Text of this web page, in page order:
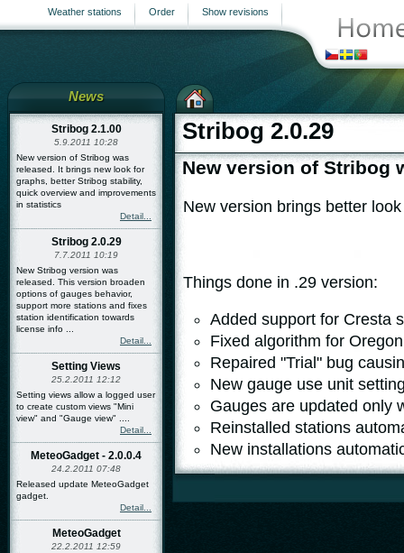
Show revisions
Order
Weather stations
News
Stribog 2.1.00
5.9.2011 10:28
New version of Stribog was
released. It brings new look for
graphs, better Stribog stability,
quick overview and improvements
in statistics
Detail...
Stribog 2.0.29
7.7.2011 10:19
New Stribog version was
released. This version broaden
options of gauges behavior,
support more stations and fixes
station identification towards
license info ...
Detail...
Setting Views
25.2.2011 12:12
Setting views allow a logged user
to create custom views "Mini
view" and "Gauge view" ....
Detail...
MeteoGadget - 2.0.0.4
24.2.2011 07:48
Released update MeteoGadget
gadget.
Detail...
MeteoGadget
22.2.2011 12:59
Stribog 2.0.29
New version of Stribog
New version brings better
Things done in .29 version:
Added support for Cresta
Fixed algorithm for
Repaired "Trial" bug
New gauge use unit
Gauges are updated only
Reinstalled stations
New installations